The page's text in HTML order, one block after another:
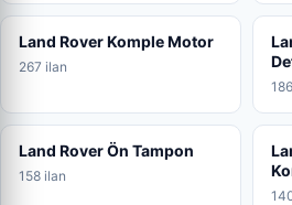
Land Rover Komple Motor
267 ilan
Land Rover Ön Tampon
158 ilan